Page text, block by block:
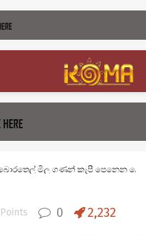
මිල ගණන් කැපී පෙනෙන
Points 0 2,232